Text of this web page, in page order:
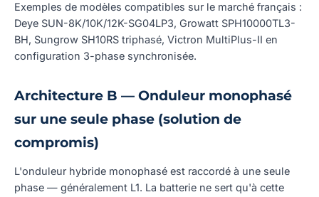
Exemples de modèles compatibles sur le marché français :
Deye SUN-8K/10K/12K-SG04LP3, Growatt SPH10000TL3-
BH, Sungrow SH10RS triphasé, Victron MultiPlus-II en
configuration 3-phase synchronisée.
Architecture B — Onduleur monophasé
sur une seule phase (solution de
compromis)
L'onduleur hybride monophasé est raccordé à une seule
phase — généralement L1. La batterie ne sert qu'à cette